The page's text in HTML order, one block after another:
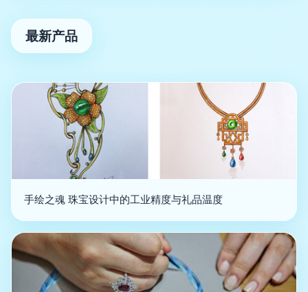
最新产品
手绘之魂 珠宝设计中的工业精度与礼品温度